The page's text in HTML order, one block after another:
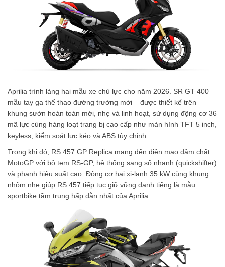
Aprilia trình làng hai mẫu xe chủ lực cho năm 2026. SR GT 400 –
mẫu tay ga thể thao đường trường mới – được thiết kế trên
khung sườn hoàn toàn mới, nhẹ và linh hoạt, sử dụng động cơ 36
mã lực cùng hàng loạt trang bị cao cấp như màn hình TFT 5 inch,
keyless, kiểm soát lực kéo và ABS tùy chỉnh.
Trong khi đó, RS 457 GP Replica mang đến diện mạo đậm chất
MotoGP với bộ tem RS-GP, hệ thống sang số nhanh (quickshifter)
và phanh hiệu suất cao. Động cơ hai xi-lanh 35 kW cùng khung
nhôm nhẹ giúp RS 457 tiếp tục giữ vững danh tiếng là mẫu
sportbike tầm trung hấp dẫn nhất của Aprilia.